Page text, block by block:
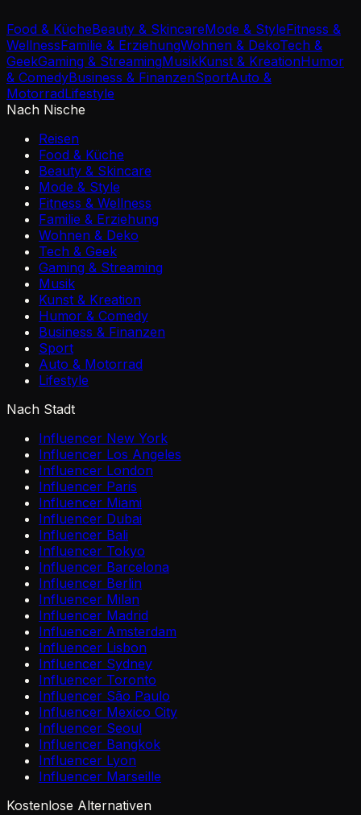
Food & KücheBeauty & SkincareMode & StyleFitness &
WellnessFamilie & ErziehungWohnen & DekoTech &
GeekGaming & StreamingMusikKunst & KreationHumor
& ComedyBusiness & FinanzenSportAuto &
MotorradLifestyle
Nach Nische
Reisen
Food & Küche
Beauty & Skincare
Mode & Style
Fitness & Wellness
Familie & Erziehung
Wohnen & Deko
Tech & Geek
Gaming & Streaming
Musik
Kunst & Kreation
Humor & Comedy
Business & Finanzen
Sport
Auto & Motorrad
Lifestyle
Nach Stadt
Influencer New York
Influencer Los Angeles
Influencer London
Influencer Paris
Influencer Miami
Influencer Dubai
Influencer Bali
Influencer Tokyo
Influencer Barcelona
Influencer Berlin
Influencer Milan
Influencer Madrid
Influencer Amsterdam
Influencer Lisbon
Influencer Sydney
Influencer Toronto
Influencer São Paulo
Influencer Mexico City
Influencer Seoul
Influencer Bangkok
Influencer Lyon
Influencer Marseille
Kostenlose Alternativen